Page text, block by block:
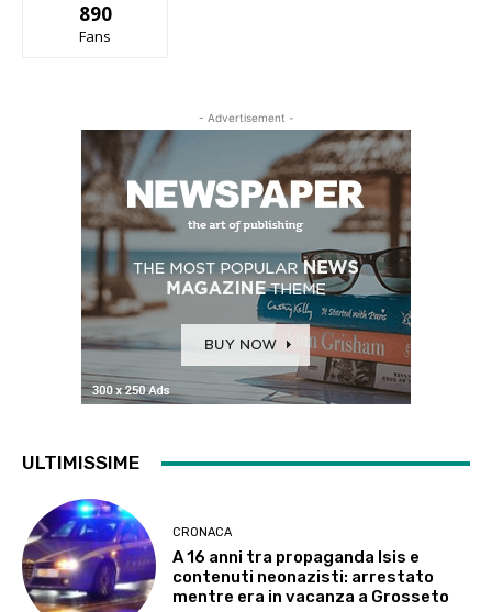
890
Fans
- Advertisement -
ULTIMISSIME
CRONACA
A 16 anni tra propaganda Isis e
contenuti neonazisti: arrestato
mentre era in vacanza a Grosseto